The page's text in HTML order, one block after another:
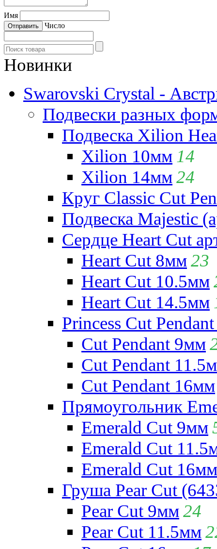
Имя
Число
Новинки
Swarovski Crystal -
Подвески разных
Подвеска Xilion
Xilion 10мм 14
Xilion 14мм24
Круг Classic Cut
Подвеска Majestic
Сердце Heart Cut
Heart Cut 8мм23
Heart Cut 10.5мм
Heart Cut 14.5мм
Princess Cut
Cut Pendant 9мм
Cut Pendant
Cut Pendant 16мм
Прямоугольник
Emerald Cut 9мм
Emerald Cut
Emerald Cut 16мм
Груша Pear Cut
Pear Cut 9мм24
Pear Cut 11.5мм